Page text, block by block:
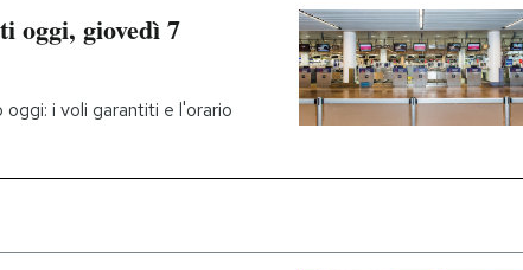
oggi, giovedì 7
i voli garantiti e l'orario